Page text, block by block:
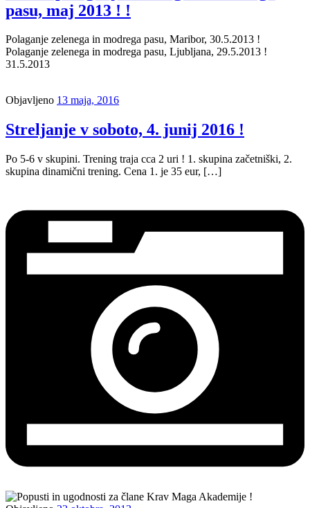
pasu, maj 2013 ! !
Polaganje zelenega in modrega pasu, Maribor, 30.5.2013 !
Polaganje zelenega in modrega pasu, Ljubljana, 29.5.2013 !
31.5.2013
Objavljeno 13 maja, 2016
Streljanje v soboto, 4. junij 2016 !
Po 5-6 v skupini. Trening traja cca 2 uri ! 1. skupina začetniški, 2.
skupina dinamični trening. Cena 1. je 35 eur, […]